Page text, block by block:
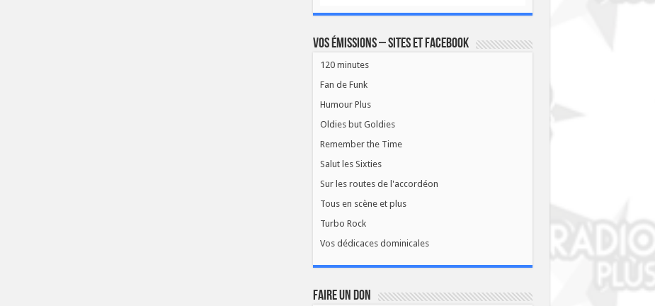
Vos émissions – Sites et Facebook
120 minutes
Fan de Funk
Humour Plus
Oldies but Goldies
Remember the Time
Salut les Sixties
Sur les routes de l'accordéon
Tous en scène et plus
Turbo Rock
Vos dédicaces dominicales
FAIRE UN DON